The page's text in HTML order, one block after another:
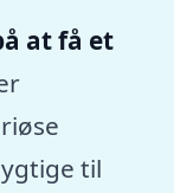
at få et
til